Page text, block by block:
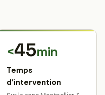
<45min
Temps
d’intervention